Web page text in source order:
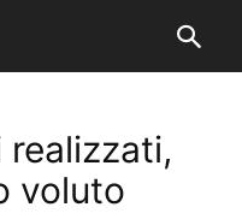
realizzati,
voluto